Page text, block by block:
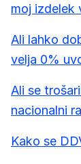
moj izdelek
Ali lahko
velja 0%
Ali se
nacionalni
Kako se